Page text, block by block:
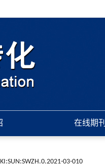
在线期刊
03-010